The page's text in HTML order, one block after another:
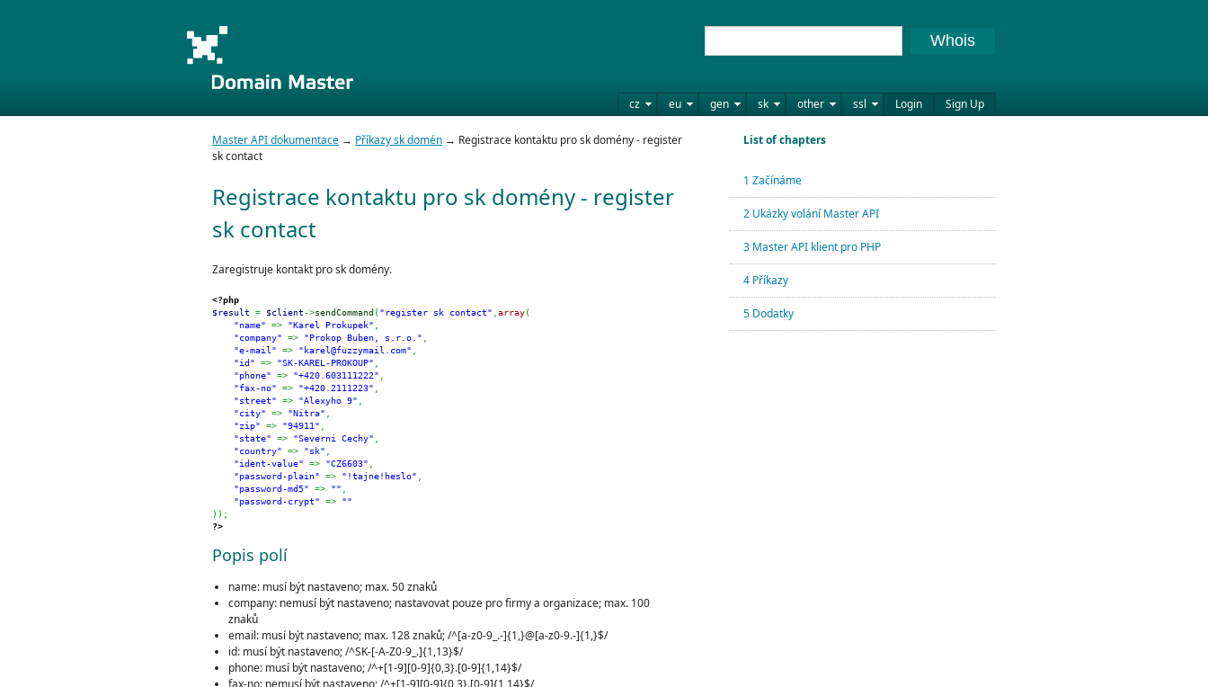
cz eu gen sk other ssl Login Sign Up
Whois
List of chapters
1 Začínáme
2 Ukázky volání Master API
3 Master API klient pro PHP
4 Příkazy
5 Dodatky
Master API dokumentace → Příkazy sk domén → Registrace kontaktu pro sk domény - register
sk contact
Registrace kontaktu pro sk domény - register
sk contact
Zaregistruje kontakt pro sk domény.
<?php
$result
= $client->sendCommand ("register sk contact" array(
"name"
=> "Karel Prokupek"
"company"
=> "Prokop Buben, s.r.o."
"e-mail"
=> "karel@fuzzymail.com"
"id"
=> "SK-KAREL-PROKOUP"
"phone"
=> "+420.603111222"
"fax-no"
=> "+420.2111223"
"street"
=> "Alexyho 9"
"city"
=> "Nitra"
"zip"
=> "94911"
"state"
=> "Severni Cechy"
"country"
=> "sk"
"ident-value"
=> "CZ6603"
"password-plain"
=> "!tajne!heslo"
"password-md5"
=> ""
"password-crypt"
=>
""
) ) ;
?>
Popis polí
name: musí být nastaveno; max. 50 znaků
company: nemusí být nastaveno; nastavovat pouze pro firmy a organizace; max. 100
znaků
email: musí být nastaveno; max. 128 znaků; /^[a-z0-9_.-]{1,}@[a-z0-9.-]{1,}$/
id: musí být nastaveno; /^SK-[-A-Z0-9_.]{1,13}$/
phone: musí být nastaveno; /^+[1-9][0-9]{0,3}.[0-9]{1,14}$/
fax-no: nemusí být nastaveno; /^+[1-9][0-9]{0,3}.[0-9]{1,14}$/